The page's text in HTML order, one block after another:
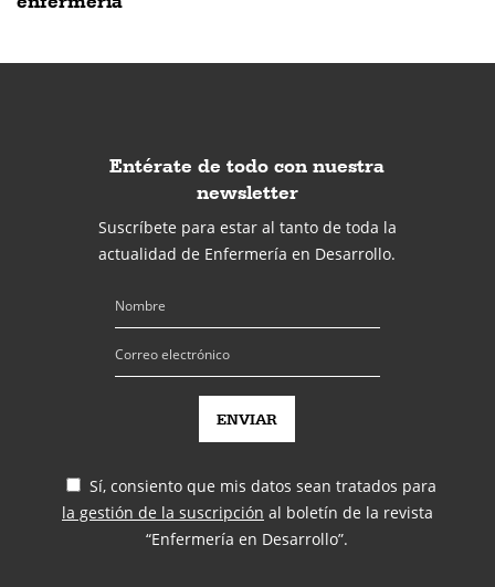
Entérate de todo con nuestra
newsletter
Suscríbete para estar al tanto de toda la
actualidad de Enfermería en Desarrollo.
Sí, consiento que mis datos sean tratados para
la gestión de la suscripción al boletín de la revista
“Enfermería en Desarrollo”.